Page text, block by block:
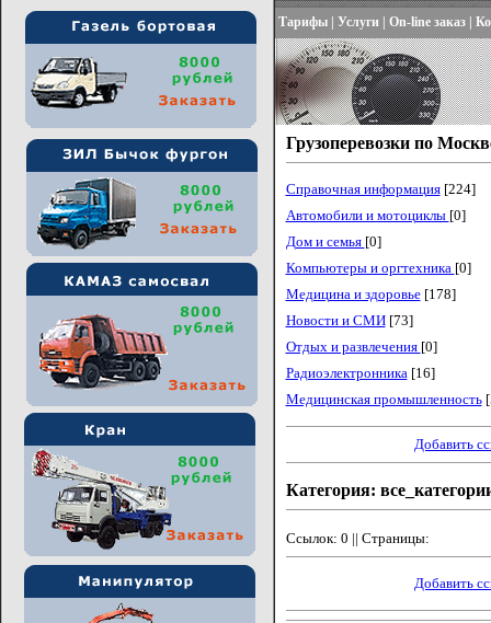
Тарифы Услуги On-line заказ
Грузоперевозки по
Справочная информация[224]
Автомобили и мотоциклы [0]
Дом и семья [0]
Компьютеры и оргтехника [0]
Медицина и здоровье[178]
Новости и СМИ[73]
Отдых и развлечения [0]
Радиоэлектронника[16]
Медицинская промышленность
Добавить
Категория:
Ссылок: 0 || Страницы:
Добавить